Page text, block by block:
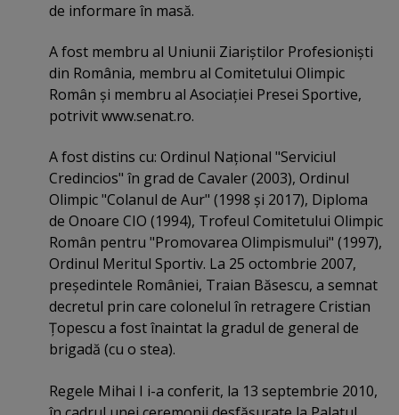
de informare în masă.
A fost membru al Uniunii Ziariştilor Profesionişti
din România, membru al Comitetului Olimpic
Român şi membru al Asociaţiei Presei Sportive,
potrivit www.senat.ro.
A fost distins cu: Ordinul Naţional "Serviciul
Credincios" în grad de Cavaler (2003), Ordinul
Olimpic "Colanul de Aur" (1998 şi 2017), Diploma
de Onoare CIO (1994), Trofeul Comitetului Olimpic
Român pentru "Promovarea Olimpismului" (1997),
Ordinul Meritul Sportiv. La 25 octombrie 2007,
preşedintele României, Traian Băsescu, a semnat
decretul prin care colonelul în retragere Cristian
Ţopescu a fost înaintat la gradul de general de
brigadă (cu o stea).
Regele Mihai I i-a conferit, la 13 septembrie 2010,